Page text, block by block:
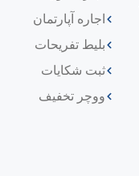
اجاره آپارتمان
بلیط تفریحات
ثبت شکایات
ووچر تخفیف